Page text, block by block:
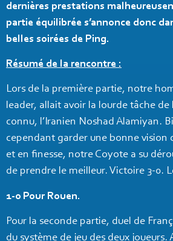
dernières prestations
partie équilibrée s’annonce donc
belles soirées de Ping.
Résumé de la rencontre :
Lors de la première partie, notre
leader, allait avoir la lourde tâche de
connu, l’Iranien Noshad Alamiyan.
cependant garder une bonne vision
et en finesse, notre Coyote a su
de prendre le meilleur. Victoire 3-0.
1-0 Pour Rouen.
Pour la seconde partie, duel de
du système de jeu des deux